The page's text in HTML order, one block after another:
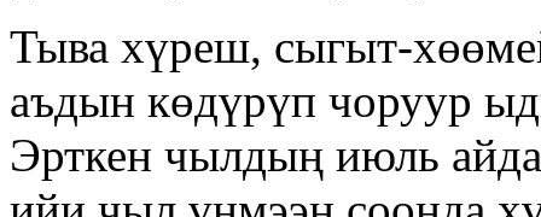
Тыва хүреш, сыгыт-
аъдын көдүрүп чоруур
Эрткен чылдың июль